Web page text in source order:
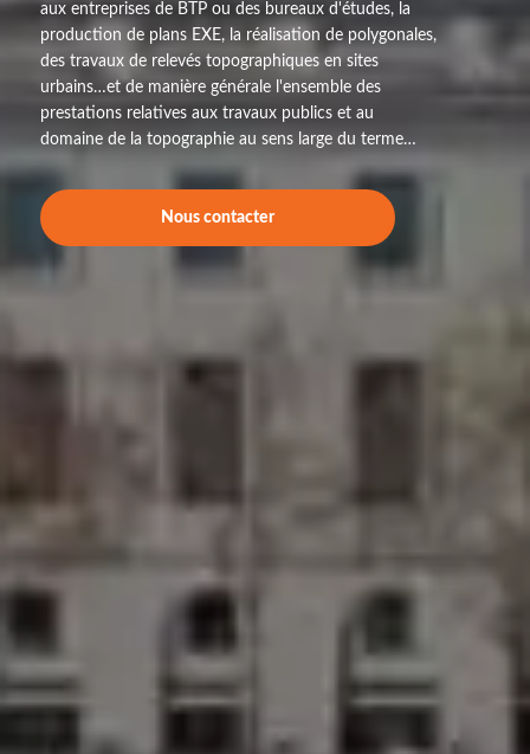
aux entreprises de BTP ou des bureaux d'études, la
production de plans EXE, la réalisation de polygonales,
des travaux de relevés topographiques en sites
urbains…et de manière générale l'ensemble des
prestations relatives aux travaux publics et au
domaine de la topographie au sens large du terme…
Nous contacter